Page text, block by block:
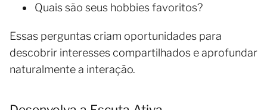
Quais são seus hobbies favoritos?
Essas perguntas criam oportunidades para
descobrir interesses compartilhados e aprofundar
naturalmente a interação.